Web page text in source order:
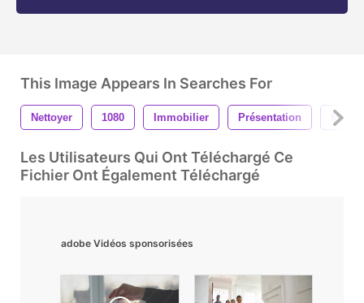
This Image Appears In Searches For
Nettoyer 1080 Immobilier Présentation
Les Utilisateurs Qui Ont Téléchargé Ce
Fichier Ont Également Téléchargé
adobe Vidéos sponsorisées